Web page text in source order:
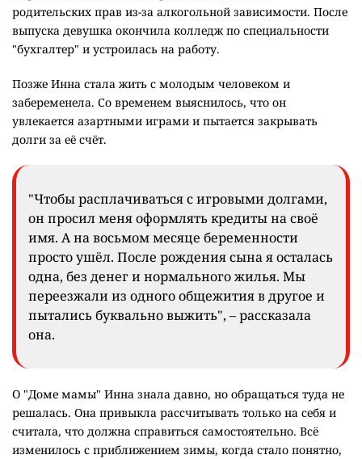
родительских прав из-за алкогольной зависимости. После
выпуска девушка окончила колледж по специальности
"бухгалтер" и устроилась на работу.
Позже Инна стала жить с молодым человеком и
забеременела. Со временем выяснилось, что он
увлекается азартными играми и пытается закрывать
долги за её счёт.
"Чтобы расплачиваться с игровыми долгами,
он просил меня оформлять кредиты на своё
имя. А на восьмом месяце беременности
просто ушёл. После рождения сына я осталась
одна, без денег и нормального жилья. Мы
переезжали из одного общежития в другое и
пытались буквально выжить", – рассказала
она.
О "Доме мамы" Инна знала давно, но обращаться туда не
решалась. Она привыкла рассчитывать только на себя и
считала, что должна справиться самостоятельно. Всё
изменилось с приближением зимы, когда стало понятно,